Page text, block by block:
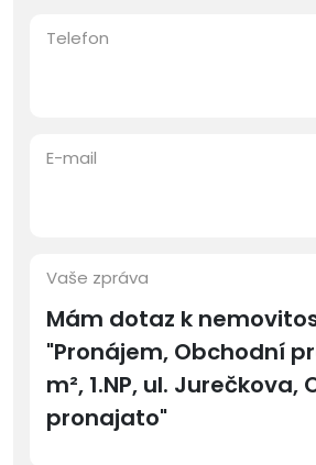
Telefon
E-mail
Vaše zpráva